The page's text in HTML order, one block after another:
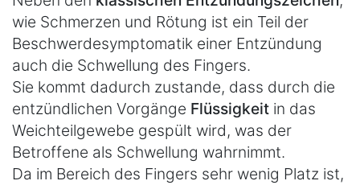
wie Schmerzen und Rötung ist ein Teil der
Beschwerdesymptomatik einer Entzündung
auch die Schwellung des Fingers.
Sie kommt dadurch zustande, dass durch die
entzündlichen Vorgänge Flüssigkeit in das
Weichteilgewebe gespült wird, was der
Betroffene als Schwellung wahrnimmt.
Da im Bereich des Fingers sehr wenig Platz ist,